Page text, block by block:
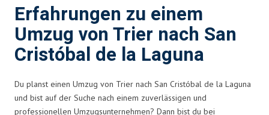
Erfahrungen zu einem
Umzug von Trier nach San
Cristóbal de la Laguna
Du planst einen Umzug von Trier nach San Cristóbal de la Laguna
und bist auf der Suche nach einem zuverlässigen und
professionellen Umzugsunternehmen? Dann bist du bei